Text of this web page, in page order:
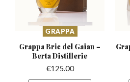
GRAPPA
Grappa Bric del Gaian –
Berta Distillerie
€125.00